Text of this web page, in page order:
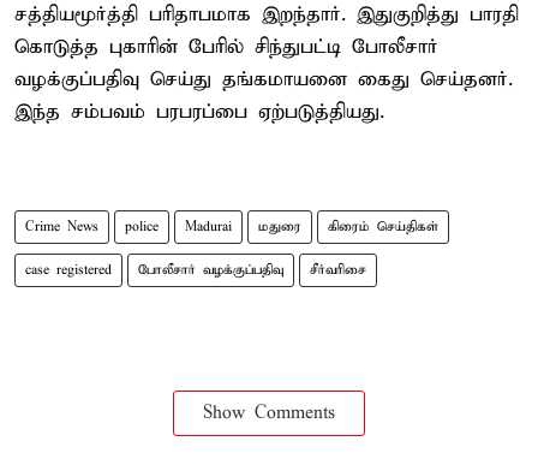
சத்தியமூர்த்தி பரிதாபமாக இறந்தார். இதுகுறித்து பாரதி
கொடுத்த புகாரின் பேரில் சிந்துபட்டி போலீசார்
வழக்குப்பதிவு செய்து தங்கமாயனை கைது செய்தனர்.
இந்த சம்பவம் பரபரப்பை ஏற்படுத்தியது.
Crime News police Madurai மதுரை கிரைம் செய்திகள்
case registered போலீசார் வழக்குப்பதிவு சீர்வரிசை
Show Comments